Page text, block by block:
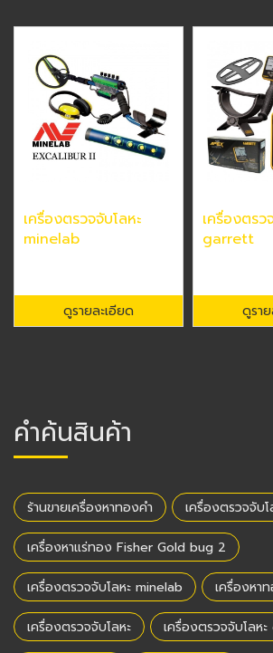
เครื่องตรวจจับโลหะ
minelab
ดูรายละเอียด
เครื่องตรว
garrett
ดูรา
คำค้นสินค้า
ร้านขายเครื่องหาทองคำ เครื่องตรวจจับโ
เครื่องหาแร่ทอง Fisher Gold bug 2
เครื่องตรวจจับโลหะ minelab เครื่องหา
เครื่องตรวจจับโลหะ เครื่องตรวจจับโลห